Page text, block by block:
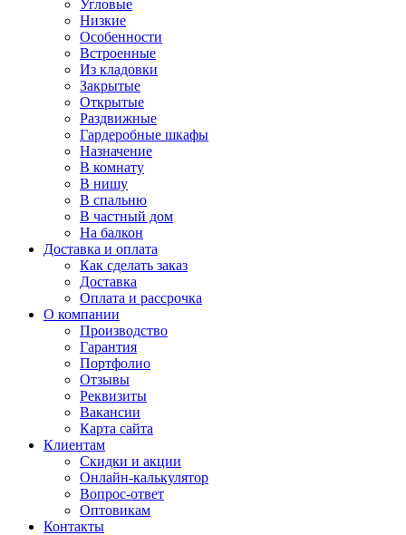
Угловые
Низкие
Особенности
Встроенные
Из кладовки
Закрытые
Открытые
Раздвижные
Гардеробные шкафы
Назначение
В комнату
В нишу
В спальню
В частный дом
На балкон
Доставка и оплата
Как сделать заказ
Доставка
Оплата и рассрочка
О компании
Производство
Гарантия
Портфолио
Отзывы
Реквизиты
Вакансии
Карта сайта
Клиентам
Скидки и акции
Онлайн-калькулятор
Вопрос-ответ
Оптовикам
Контакты